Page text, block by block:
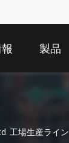
製品
工場生産ライン